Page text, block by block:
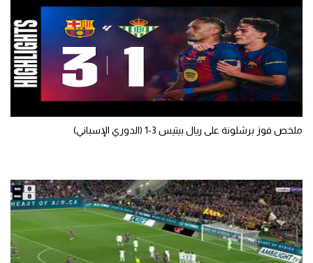
فيديو في الجول
ملخص فوز برشلونة على ريال بيتيس 3-1 (الدوري الإسباني)